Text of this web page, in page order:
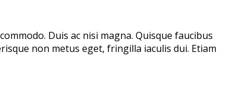
Duis ac nisi magna. Quisque faucibus
non metus eget, fringilla iaculis dui. Etiam